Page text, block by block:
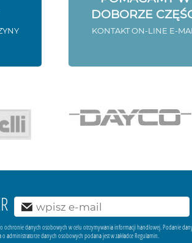
DOBORZE
KONTAKT ON-LINE E-
danych osobowych w celu otrzymywania informacji handlowej. Podanie
administratorze danych osobowych podana jest w zakładce Regulamin.